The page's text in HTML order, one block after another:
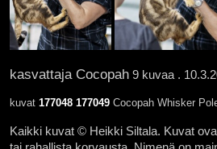
kasvattaja Cocopah9 kuvaa .
kuvat 177048 177049Cocopah Whisker
Kaikki kuvat © Heikki Siltala. Kuvat